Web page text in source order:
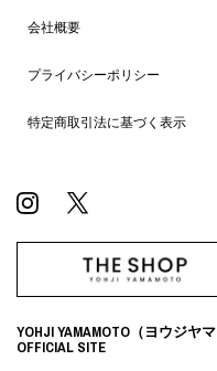
会社概要
プライバシーポリシー
特定商取引法に基づく表示
YOHJI YAMAMOTO（ヨウジヤマ
OFFICIAL SITE